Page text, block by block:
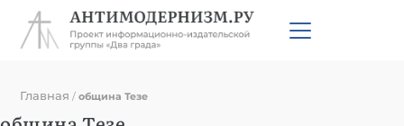
Главная /община Тезе